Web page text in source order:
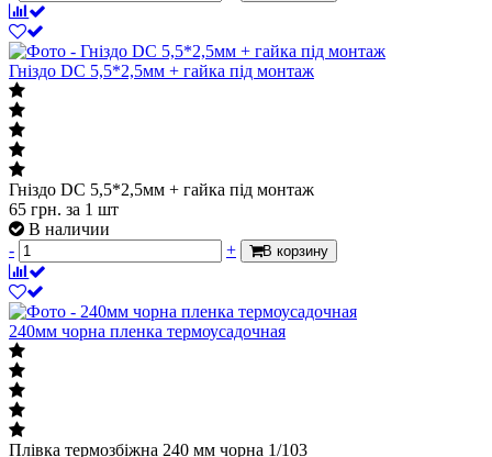
Гніздо DC 5,5*2,5мм + гайка під монтаж
Гніздо DC 5,5*2,5мм + гайка під монтаж
65 грн. за 1 шт
В наличии
-
+ В корзину
240мм чорна пленка термоусадочная
Плівка термозбіжна 240 мм чорна 1/103